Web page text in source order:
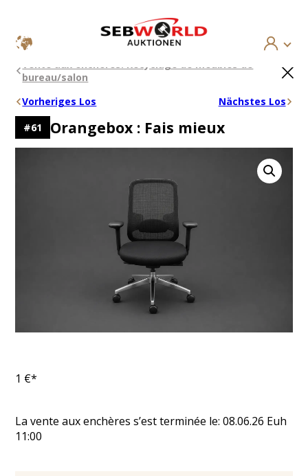
Aller
contenu
Vente aux enchères: Recyclage de meubles de
bureau/salon
Vorheriges Los
Nächstes Los
#61 Orangebox : Fais mieux
1 €*
La vente aux enchères s’est terminée le:08.06.26 Euh
11:00
×